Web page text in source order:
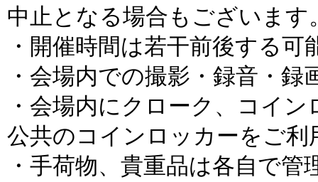
中止となる場合もございま
・開催時間は若干前後する
・会場内での撮影・録音・
・会場内にクローク、コイ
公共のコインロッカーをご利
・手荷物、貴重品は各自で